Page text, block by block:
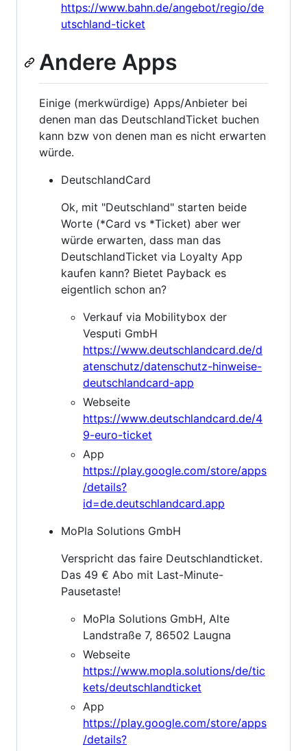
https://www.bahn.de/angebot/regio/de
utschland-ticket
Andere Apps
Einige (merkwürdige) Apps/Anbieter bei
denen man das DeutschlandTicket buchen
kann bzw von denen man es nicht erwarten
würde.
DeutschlandCard
Ok, mit "Deutschland" starten beide
Worte (*Card vs *Ticket) aber wer
würde erwarten, dass man das
DeutschlandTicket via Loyalty App
kaufen kann? Bietet Payback es
eigentlich schon an?
Verkauf via Mobilitybox der
Vesputi GmbH
https://www.deutschlandcard.de/d
atenschutz/datenschutz-hinweise-
deutschlandcard-app
Webseite
https://www.deutschlandcard.de/4
9-euro-ticket
App
https://play.google.com/store/apps
/details?
id=de.deutschlandcard.app
MoPla Solutions GmbH
Verspricht das faire Deutschlandticket.
Das 49 € Abo mit Last-Minute-
Pausetaste!
MoPla Solutions GmbH, Alte
Landstraße 7, 86502 Laugna
Webseite
https://www.mopla.solutions/de/tic
kets/deutschlandticket
App
https://play.google.com/store/apps
/details?